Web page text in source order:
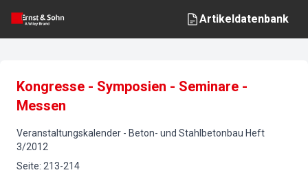
Artikeldatenbank
Kongresse - Symposien - Seminare -
Messen
Veranstaltungskalender - Beton- und Stahlbetonbau Heft
3/2012
Seite: 213-214